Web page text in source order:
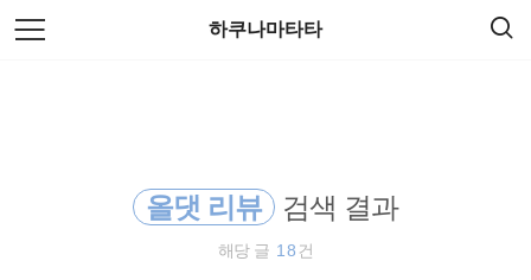
본
문
하쿠나마타타
올댓 리뷰 검색 결과
해당 글 18 건
색